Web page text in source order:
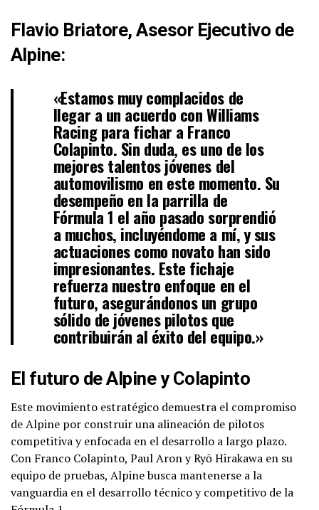
Flavio Briatore, Asesor Ejecutivo de
Alpine:
«Estamos muy complacidos de
llegar a un acuerdo con Williams
Racing para fichar a Franco
Colapinto. Sin duda, es uno de los
mejores talentos jóvenes del
automovilismo en este momento. Su
desempeño en la parrilla de
Fórmula 1 el año pasado sorprendió
a muchos, incluyéndome a mí, y sus
actuaciones como novato han sido
impresionantes. Este fichaje
refuerza nuestro enfoque en el
futuro, asegurándonos un grupo
sólido de jóvenes pilotos que
contribuirán al éxito del equipo.»
El futuro de Alpine y Colapinto
Este movimiento estratégico demuestra el compromiso
de Alpine por construir una alineación de pilotos
competitiva y enfocada en el desarrollo a largo plazo.
Con Franco Colapinto, Paul Aron y Ryō Hirakawa en su
equipo de pruebas, Alpine busca mantenerse a la
vanguardia en el desarrollo técnico y competitivo de la